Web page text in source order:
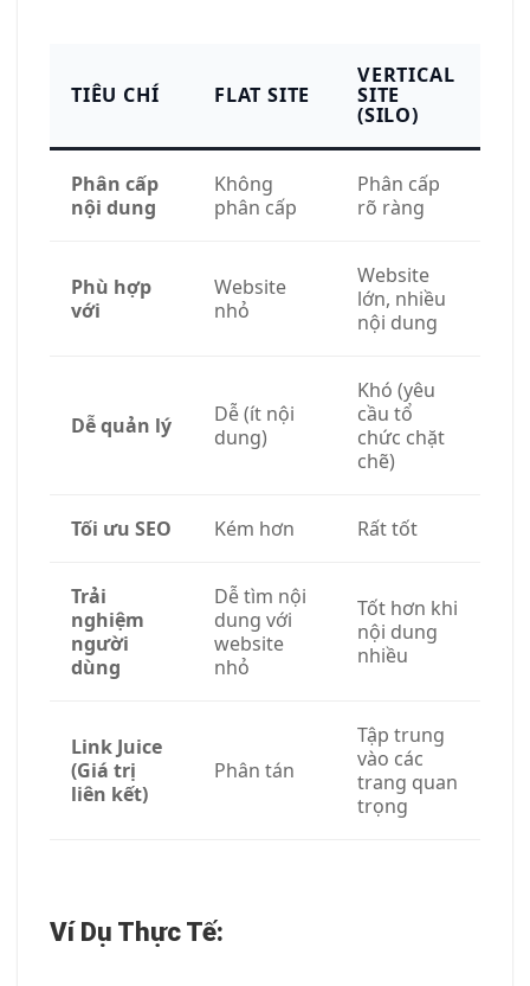
TIÊU CHÍ FLAT SITE
VERTICAL
SITE
(SILO)
Phân cấp
nội dung
Không
phân cấp
Phân cấp
rõ ràng
Phù hợp
với
Website
nhỏ
Website
lớn, nhiều
nội dung
Dễ quản lý
Dễ (ít nội
dung)
Khó (yêu
cầu tổ
chức chặt
chẽ)
Tối ưu SEO Kém hơn Rất tốt
Trải
nghiệm
người
dùng
Dễ tìm nội
dung với
website
nhỏ
Tốt hơn khi
nội dung
nhiều
Link Juice
(Giá trị
liên kết)
Phân tán
Tập trung
vào các
trang quan
trọng
Ví Dụ Thực Tế: